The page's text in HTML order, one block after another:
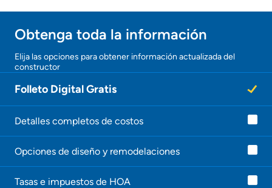
¡Gracias!
¡
n
e
e
c
Obtenga toda la información
Elija las opciones para obtener información actualizada del
constructor
Folleto Digital Gratis
Detalles completos de costos
Opciones de diseño y remodelaciones
Tasas e impuestos de HOA